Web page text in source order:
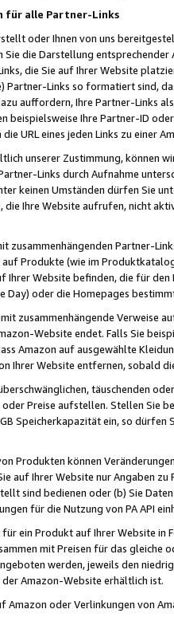
für alle Partner-Links
oder Ihnen von uns
Sie die Darstellung
die Sie auf Ihrer Website
Partner-Links so formatiert sind,
auffordern, Ihre Partner-Links
beispielsweise Ihre Partner-ID
URL eines jeden Links zu einer
unserer Zustimmung, können
Links durch Aufnahme
keinen Umständen dürfen Sie
Ihre Website aufrufen, nicht
zusammenhängenden Partner-
Produkte (wie im
Ihrer Website befinden, die für
Day) oder die Homepages
zusammenhängende
Website endet. Falls Sie
Amazon auf ausgewählte
Ihrer Website entfernen, sobald
täuschenden
Preise aufstellen. Stellen Sie
Speicherkapazität ein, so dürfen
Produkten können
auf Ihrer Website nur Angaben
sind bedienen oder (b) Sie
für die Nutzung von PA API
für ein Produkt auf Ihrer Website
mit Preisen für das
werden, jeweils den
Amazon-Website erhältlich ist.
oder Verlinkungen von